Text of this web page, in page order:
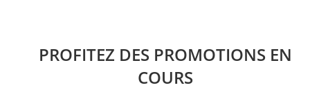
PROFITEZ DES PROMOTIONS EN
COURS